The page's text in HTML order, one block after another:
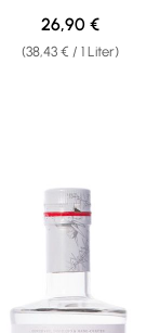
(38,43 € / 1 Liter)
Regulärer Preis:
26,90 €